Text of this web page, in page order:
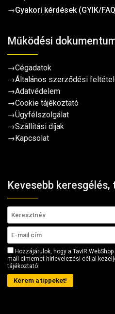
→Gyakori kérdések (GYIK/
Működési
→Cégadatok
→Általános szerződési
→Adatvédelem
→Cookie tájékoztató
→Ügyfélszolgálat
→Szállítási díjak
→Kapcsolat
Kevesebb
Hozzájárulok, hogy a TavIR
mail címemet hírlevelezési céllal
tájékoztató
Kérem a tippeket!